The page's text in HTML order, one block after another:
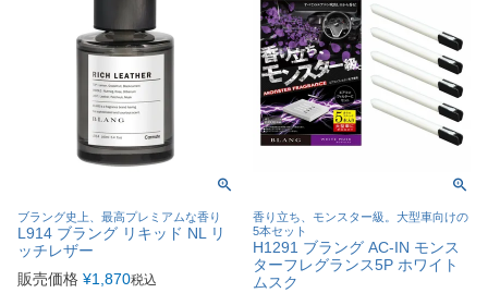
ブラング史上、最高プレミアムな香り
L914 ブラング リキッド NL リ
ッチレザー
販売価格 ¥1,870税込
香り立ち、モンスター級。大型車向けの
5本セット
H1291 ブラング AC-IN モンス
ターフレグランス5P ホワイト
ムスク